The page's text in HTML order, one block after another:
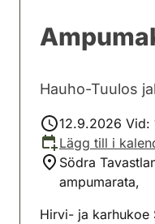
Hauho-Tuulos
12.9.2026 Vid:
Lägg till i
Södra
ampumarata,
Hirvi- ja karhukoe